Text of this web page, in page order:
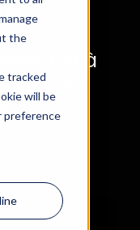
the
tracked
will be
preference
et à
pour